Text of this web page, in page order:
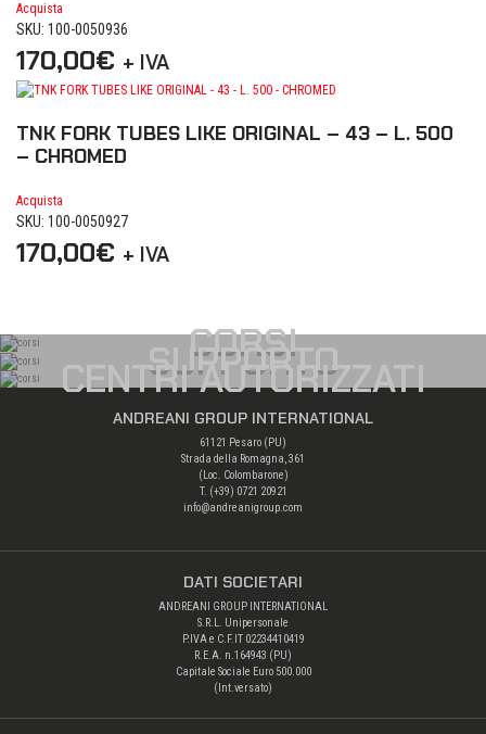
Acquista
SKU: 100-0050936
170,00€ + IVA
TNK FORK TUBES LIKE ORIGINAL – 43 – L. 500
– CHROMED
Acquista
SKU: 100-0050927
170,00€ + IVA
CORSI
SUPPORTO
CENTRI AUTORIZZATI
ANDREANI GROUP INTERNATIONAL
61121 Pesaro (PU)
Strada della Romagna, 361
(Loc. Colombarone)
T. (+39) 0721 20921
info@andreanigroup.com
DATI SOCIETARI
ANDREANI GROUP INTERNATIONAL
S.R.L. Unipersonale
P.IVA e C.F.IT 02234410419
R.E.A. n.164943 (PU)
Capitale Sociale Euro 500.000
(Int.versato)